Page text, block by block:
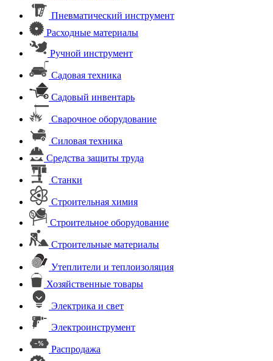
Пневматический инструмент
Расходные материалы
Ручной инструмент
Садовая техника
Садовый инвентарь
Сварочное оборудование
Силовая техника
Средства защиты труда
Станки
Строительная химия
Строительное оборудование
Строительные материалы
Утеплители и теплоизоляция
Хозяйственные товары
Электрика и свет
Электроинструмент
Распродажа